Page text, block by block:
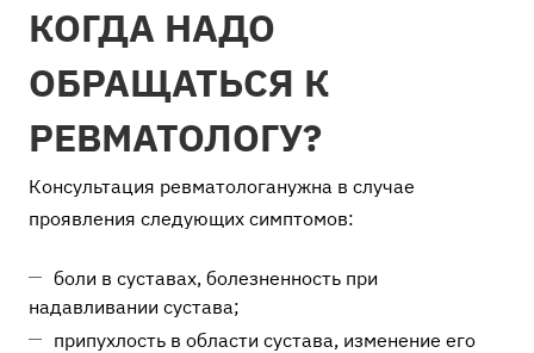
КОГДА НАДО
ОБРАЩАТЬСЯ К
РЕВМАТОЛОГУ?
Консультация ревматологанужна в случае
проявления следующих симптомов:
боли в суставах, болезненность при
надавливании сустава;
припухлость в области сустава, изменение его